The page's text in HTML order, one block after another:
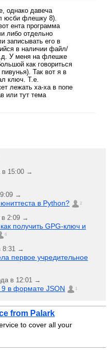
однако давеча
юсби флешку 8).
ента программа
либо отдельно
записывать его в
в наличии файл/
У меня на флешке
как говориться
Так вот я в
ключ. Т.е.
лежать ха-ха в попе
или тут тема
в 15:00 →
→
в Python? 2
в 2:09 →
получить GPG-ключ и
6
8:31 →
первое учредительное
в 12:01 →
9 в формате JSON 1
from Palark
to cover all your